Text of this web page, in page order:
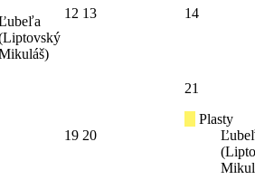
12 13 14
19 20
21
Plasty